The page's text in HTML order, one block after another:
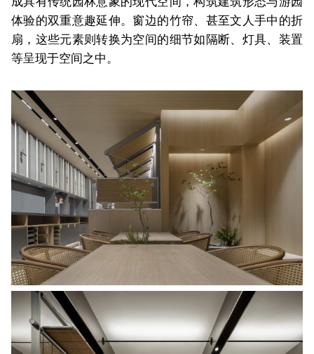
体验的双重意趣延伸。窗边的竹帘、甚至文人手中的折
扇，这些元素则转换为空间的细节如隔断、灯具、装置
等呈现于空间之中。